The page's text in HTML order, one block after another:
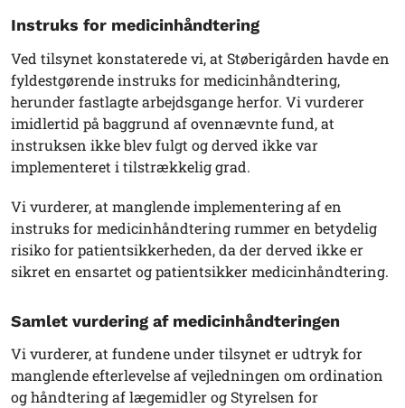
Instruks for medicinhåndtering
Ved tilsynet konstaterede vi, at Støberigården havde en
fyldestgørende instruks for medicinhåndtering,
herunder fastlagte arbejdsgange herfor. Vi vurderer
imidlertid på baggrund af ovennævnte fund, at
instruksen ikke blev fulgt og derved ikke var
implementeret i tilstrækkelig grad.
Vi vurderer, at manglende implementering af en
instruks for medicinhåndtering rummer en betydelig
risiko for patientsikkerheden, da der derved ikke er
sikret en ensartet og patientsikker medicinhåndtering.
Samlet vurdering af medicinhåndteringen
Vi vurderer, at fundene under tilsynet er udtryk for
manglende efterlevelse af vejledningen om ordination
og håndtering af lægemidler og Styrelsen for